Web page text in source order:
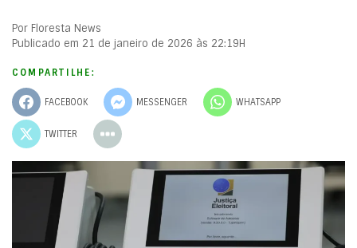
Por Floresta News
Publicado em 21 de janeiro de 2026 às 22:19H
COMPARTILHE:
FACEBOOK MESSENGER WHATSAPP
TWITTER